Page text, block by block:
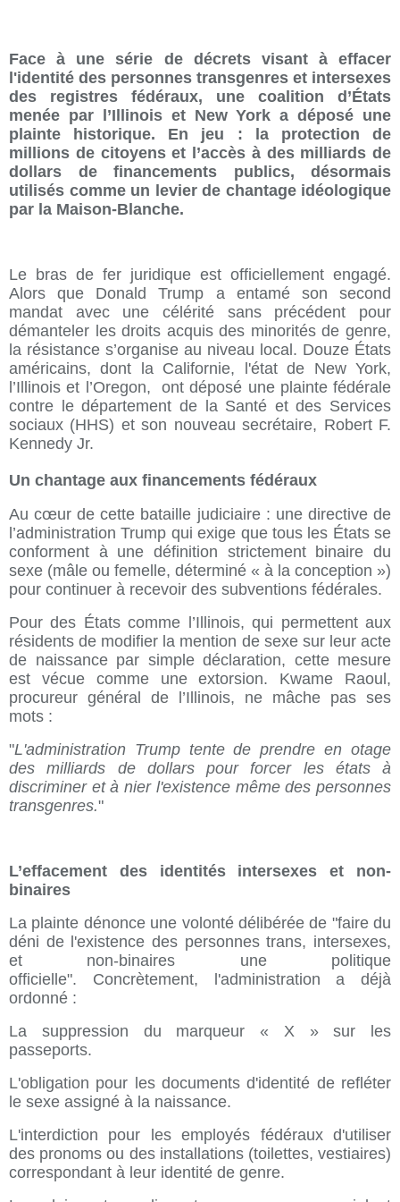
Face à une série de décrets visant à effacer
l'identité des personnes transgenres et intersexes
des registres fédéraux, une coalition d’États
menée par l’Illinois et New York a déposé une
plainte historique. En jeu : la protection de
millions de citoyens et l’accès à des milliards de
dollars de financements publics, désormais
utilisés comme un levier de chantage idéologique
par la Maison-Blanche.
Le bras de fer juridique est officiellement engagé.
Alors que Donald Trump a entamé son second
mandat avec une célérité sans précédent pour
démanteler les droits acquis des minorités de genre,
la résistance s’organise au niveau local. Douze États
américains, dont la Californie, l'état de New York,
l’Illinois et l’Oregon, ont déposé une plainte fédérale
contre le département de la Santé et des Services
sociaux (HHS) et son nouveau secrétaire, Robert F.
Kennedy Jr.
Un chantage aux financements fédéraux
Au cœur de cette bataille judiciaire : une directive de
l’administration Trump qui exige que tous les États se
conforment à une définition strictement binaire du
sexe (mâle ou femelle, déterminé « à la conception »)
pour continuer à recevoir des subventions fédérales.
Pour des États comme l’Illinois, qui permettent aux
résidents de modifier la mention de sexe sur leur acte
de naissance par simple déclaration, cette mesure
est vécue comme une extorsion. Kwame Raoul,
procureur général de l’Illinois, ne mâche pas ses
mots :
"L'administration Trump tente de prendre en otage
des milliards de dollars pour forcer les états à
discriminer et à nier l'existence même des personnes
transgenres."
L’effacement des identités intersexes et non-
binaires
La plainte dénonce une volonté délibérée de "faire du
déni de l'existence des personnes trans, intersexes,
et non-binaires une politique
officielle". Concrètement, l'administration a déjà
ordonné :
La suppression du marqueur « X » sur les
passeports.
L'obligation pour les documents d'identité de refléter
le sexe assigné à la naissance.
L'interdiction pour les employés fédéraux d'utiliser
des pronoms ou des installations (toilettes, vestiaires)
correspondant à leur identité de genre.